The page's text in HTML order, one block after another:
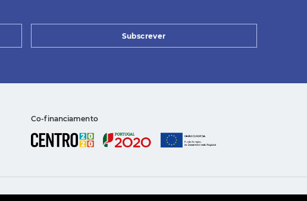
Subscrever
Co-financiamento